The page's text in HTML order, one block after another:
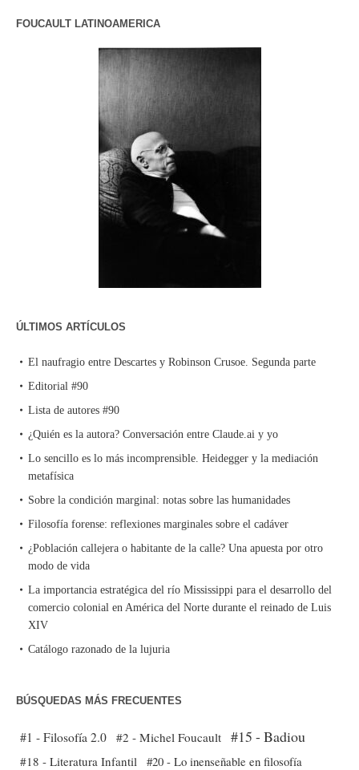
FOUCAULT LATINOAMERICA
ÚLTIMOS ARTÍCULOS
El naufragio entre Descartes y Robinson Crusoe. Segunda parte
Editorial #90
Lista de autores #90
¿Quién es la autora? Conversación entre Claude.ai y yo
Lo sencillo es lo más incomprensible. Heidegger y la mediación
metafísica
Sobre la condición marginal: notas sobre las humanidades
Filosofía forense: reflexiones marginales sobre el cadáver
¿Población callejera o habitante de la calle? Una apuesta por otro
modo de vida
La importancia estratégica del río Mississippi para el desarrollo del
comercio colonial en América del Norte durante el reinado de Luis
XIV
Catálogo razonado de la lujuria
BÚSQUEDAS MÁS FRECUENTES
#1 - Filosofía 2.0 #2 - Michel Foucault #15 - Badiou
#18 - Literatura Infantil #20 - Lo inenseñable en filosofía